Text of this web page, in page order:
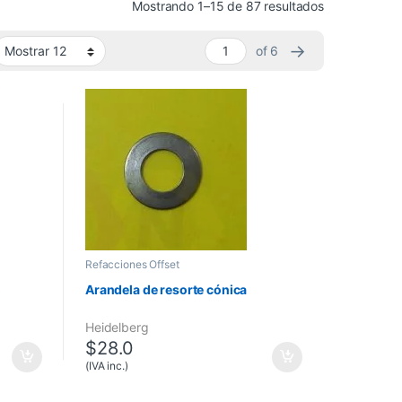
Mostrando 1–15 de 87 resultados
of 6 →
72
Refacciones Offset
Arandela de resorte cónica
Heidelberg
$28.0
(IVA inc.)